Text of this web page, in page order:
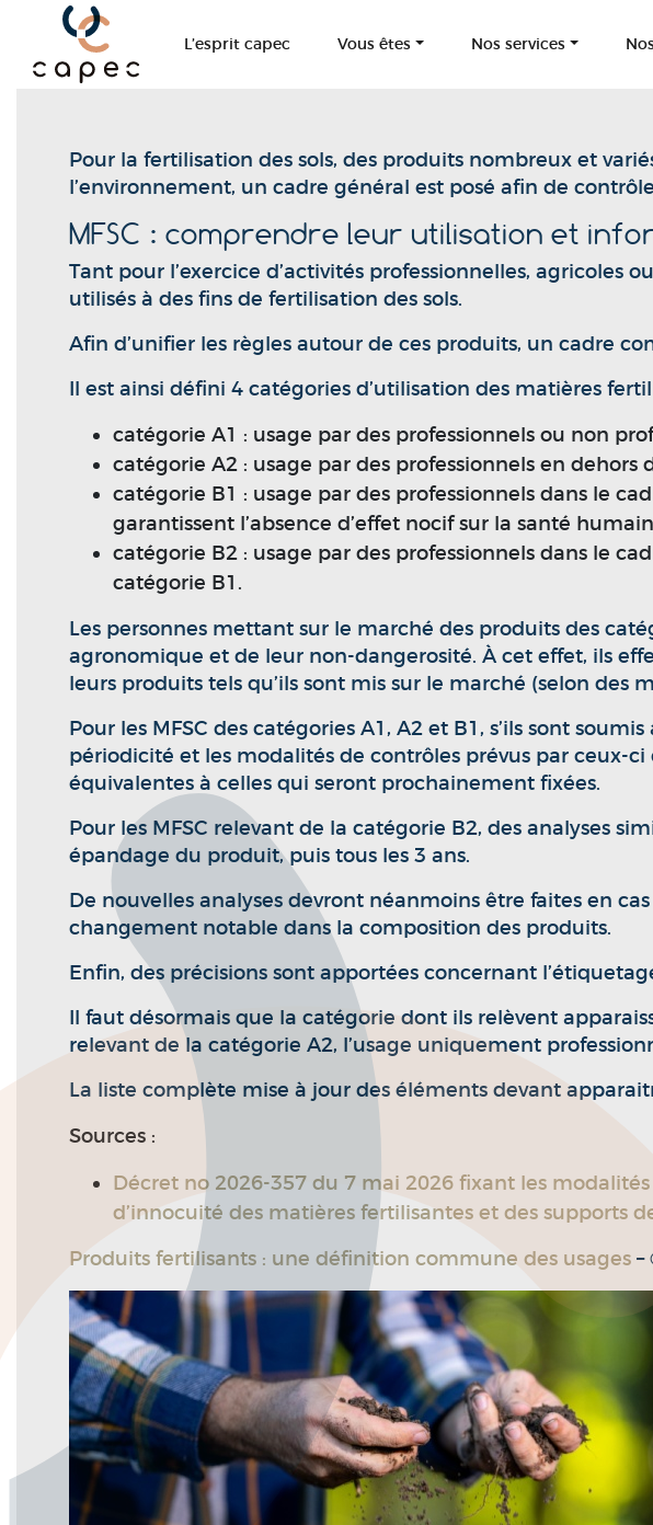
Panneau de gestion des cookies
L’esprit capec Vous êtes Nos services
Pour la fertilisation des sols, des produits nombreux et
l’environnement, un cadre général est posé afin de
MFSC : comprendre leur utilisation et
Tant pour l’exercice d’activités professionnelles,
utilisés à des fins de fertilisation des sols.
Afin d’unifier les règles autour de ces produits, un cadre
Il est ainsi défini 4 catégories d’utilisation des matières
catégorie A1 : usage par des professionnels ou non
catégorie A2 : usage par des professionnels en dehors
catégorie B1 : usage par des professionnels dans le
garantissent l’absence d’effet nocif sur la santé
catégorie B2 : usage par des professionnels dans le
catégorie B1.
Les personnes mettant sur le marché des produits des
agronomique et de leur non-dangerosité. À cet effet, ils
leurs produits tels qu’ils sont mis sur le marché (selon des
Pour les MFSC des catégories A1, A2 et B1, s’ils sont
périodicité et les modalités de contrôles prévus par ceux-
équivalentes à celles qui seront prochainement fixées.
Pour les MFSC relevant de la catégorie B2, des analyses
épandage du produit, puis tous les 3 ans.
De nouvelles analyses devront néanmoins être faites en
changement notable dans la composition des produits.
Enfin, des précisions sont apportées concernant
Il faut désormais que la catégorie dont ils relèvent
relevant de la catégorie A2, l’usage uniquement
La liste complète mise à jour des éléments devant
Sources :
Décret no 2026-357 du 7 mai 2026 fixant les
d’innocuité des matières fertilisantes et des supports
Produits fertilisants : une définition commune des usages –